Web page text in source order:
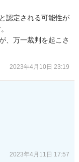
認定される可能性が
、万一裁判を起こさ
2023年4月10日 23:19
2023年4月11日 17:57